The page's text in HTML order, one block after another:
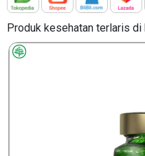
Produk kesehatan terlaris